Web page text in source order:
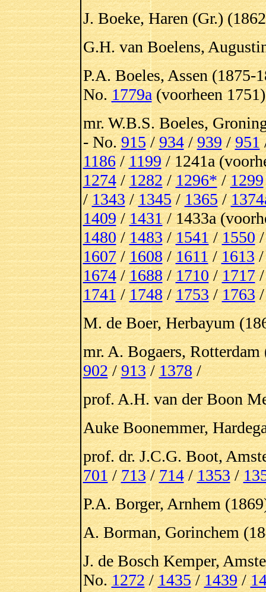
J. Boeke, Haren (Gr.)
G.H. van Boelens,
P.A. Boeles, Assen (1875-
No.1779a(voorheen
mr. W.B.S. Boeles,
- No.915/934/939/951
1186/1199/ 1241a
1274/1282/1296*/1299
/1343/1345/1365/
1409/1431/ 1433a
1480/1483/1541/1550
1607/1608/1611/1613
1674/1688/1710/1717
1741/1748/1753/1763
M. de Boer, Herbayum
mr. A. Bogaers,
902/913/1378/
prof. A.H. van der Boon
Auke Boonemmer,
prof. dr. J.C.G. Boot,
701/713/714/1353/
P.A. Borger, Arnhem
A. Borman, Gorinchem
J. de Bosch Kemper,
No.1272/1435/1439/